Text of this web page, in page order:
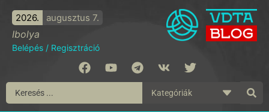
2026. augusztus 7.
Ibolya
Belépés / Regisztráció